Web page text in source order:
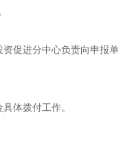
促进分中心负责向申报单
体拨付工作。